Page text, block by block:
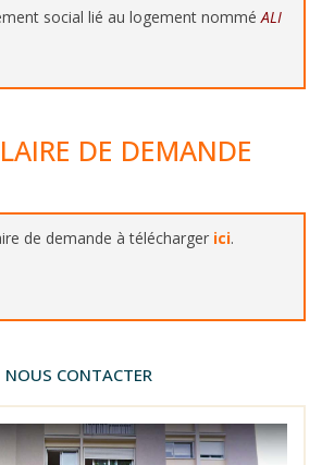
social lié au logement nomméALI
DE DEMANDE
de demande à télécharger ici.
NOUS CONTACTER